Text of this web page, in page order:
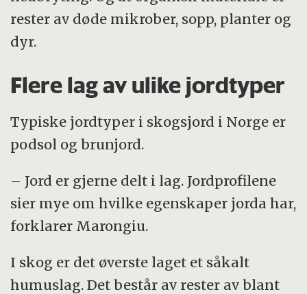
rester av døde mikrober, sopp, planter og
dyr.
Flere lag av ulike jordtyper
Typiske jordtyper i skogsjord i Norge er
podsol og brunjord.
– Jord er gjerne delt i lag. Jordprofilene
sier mye om hvilke egenskaper jorda har,
forklarer Marongiu.
I skog er det øverste laget et såkalt
humuslag. Det består av rester av blant